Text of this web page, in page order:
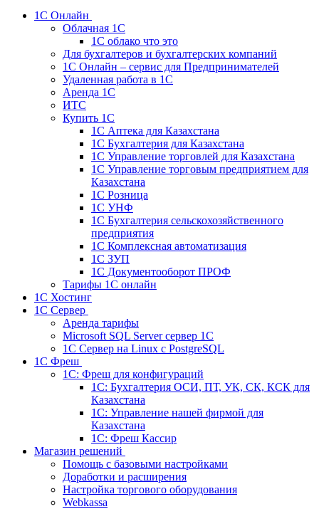
1С Онлайн
Облачная 1С
1C облако что это
Для бухгалтеров и бухгалтерских компаний
1C Онлайн – сервис для Предпринимателей
Удаленная работа в 1С
Аренда 1С
ИТС
Купить 1С
1С Аптека для Казахстана
1С Бухгалтерия для Казахстана
1С Управление торговлей для Казахстана
1С Управление торговым предприятием для
Казахстана
1С Розница
1С УНФ
1С Бухгалтерия сельскохозяйственного
предприятия
1С Комплексная автоматизация
1С ЗУП
1С Документооборот ПРОФ
Тарифы 1С онлайн
1С Хостинг
1С Сервер
Аренда тарифы
Microsoft SQL Server сервер 1С
1С Сервер на Linux c PostgreSQL
1С Фреш
1С: Фреш для конфигураций
1С: Бухгалтерия ОСИ, ПТ, УК, СК, КСК для
Казахстана
1С: Управление нашей фирмой для
Казахстана
1С: Фреш Кассир
Магазин решений
Помощь с базовыми настройками
Доработки и расширения
Настройка торгового оборудования
Webkassa